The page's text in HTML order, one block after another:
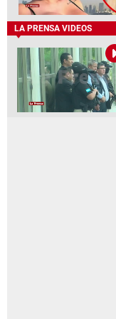
LA PRENSA VIDEOS